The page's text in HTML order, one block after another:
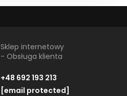
Sklep internetowy
- Obsługa klienta
+48 692 193 213
[email protected]